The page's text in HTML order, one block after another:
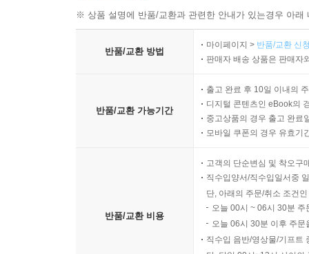
※ 상품 설명에 반품/교환과 관련한 안내가 있는경우 아
반품/교환 방법
마이페이지 > 반품/교환 신
판매자 배송 상품은 판매자
반품/교환 가능기간
출고 완료 후 10일 이내의
디지털 콘텐츠인 eBook의
중고상품의 경우 출고 완료
모바일 쿠폰의 경우 유효기
반품/교환 비용
고객의 단순변심 및 착오구
직수입양서/직수입일서중
단, 아래의 주문/취소 조건
오늘 00시 ~ 06시 30분
오늘 06시 30분 이후 주
직수입 음반/영상물/기프트